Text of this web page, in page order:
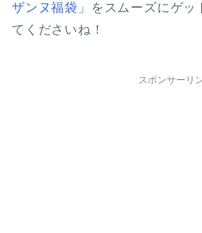
ザンヌ福袋 」をスムーズにゲ
てくださいね！
スポンサーリ